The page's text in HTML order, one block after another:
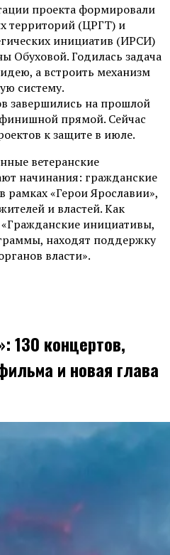
проекта формировали
территорий (ЦРГТ) и
инициатив (ИРСИ)
Обуховой. Годилась задача
а встроить механизм
систему.
завершились на прошлой
прямой. Сейчас
к защите в июле.
ветеранские
начинания: гражданские
«Герои Ярославии»,
и властей. Как
инициативы,
находят поддержку
власти».
130 концертов,
и новая глава